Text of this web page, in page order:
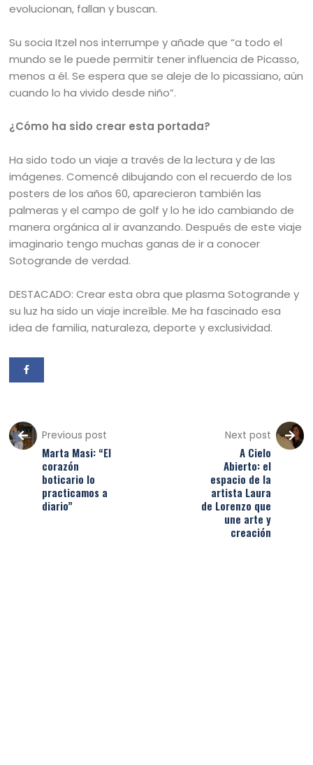
evolucionan, fallan y buscan.
Su socia Itzel nos interrumpe y añade que “a todo el
mundo se le puede permitir tener influencia de Picasso,
menos a él. Se espera que se aleje de lo picassiano, aún
cuando lo ha vivido desde niño”.
¿Cómo ha sido crear esta portada?
Ha sido todo un viaje a través de la lectura y de las
imágenes. Comencé dibujando con el recuerdo de los
posters de los años 60, aparecieron también las
palmeras y el campo de golf y lo he ido cambiando de
manera orgánica al ir avanzando. Después de este viaje
imaginario tengo muchas ganas de ir a conocer
Sotogrande de verdad.
DESTACADO: Crear esta obra que plasma Sotogrande y
su luz ha sido un viaje increíble. Me ha fascinado esa
idea de familia, naturaleza, deporte y exclusividad.
Previous post
Marta Masi: “El
corazón
boticario lo
practicamos a
diario”
Next post
A Cielo
Abierto: el
espacio de la
artista Laura
de Lorenzo que
une arte y
creación